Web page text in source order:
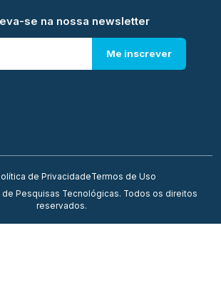
se na nossa newsletter
Me inscrever
de PrivacidadeTermos de Uso
de Pesquisas Tecnológicas. Todos os direitos
reservados.